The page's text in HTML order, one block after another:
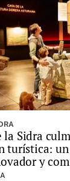
la Sidra
turística:
y